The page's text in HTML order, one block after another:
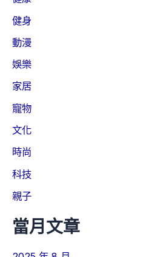
健身
動漫
娛樂
家居
寵物
文化
時尚
科技
親子
當月文章